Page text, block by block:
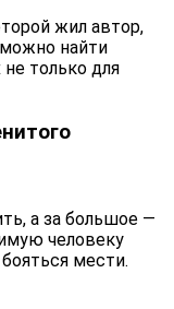
жил автор,
можно найти
только для
а за большое —
человеку
мести.